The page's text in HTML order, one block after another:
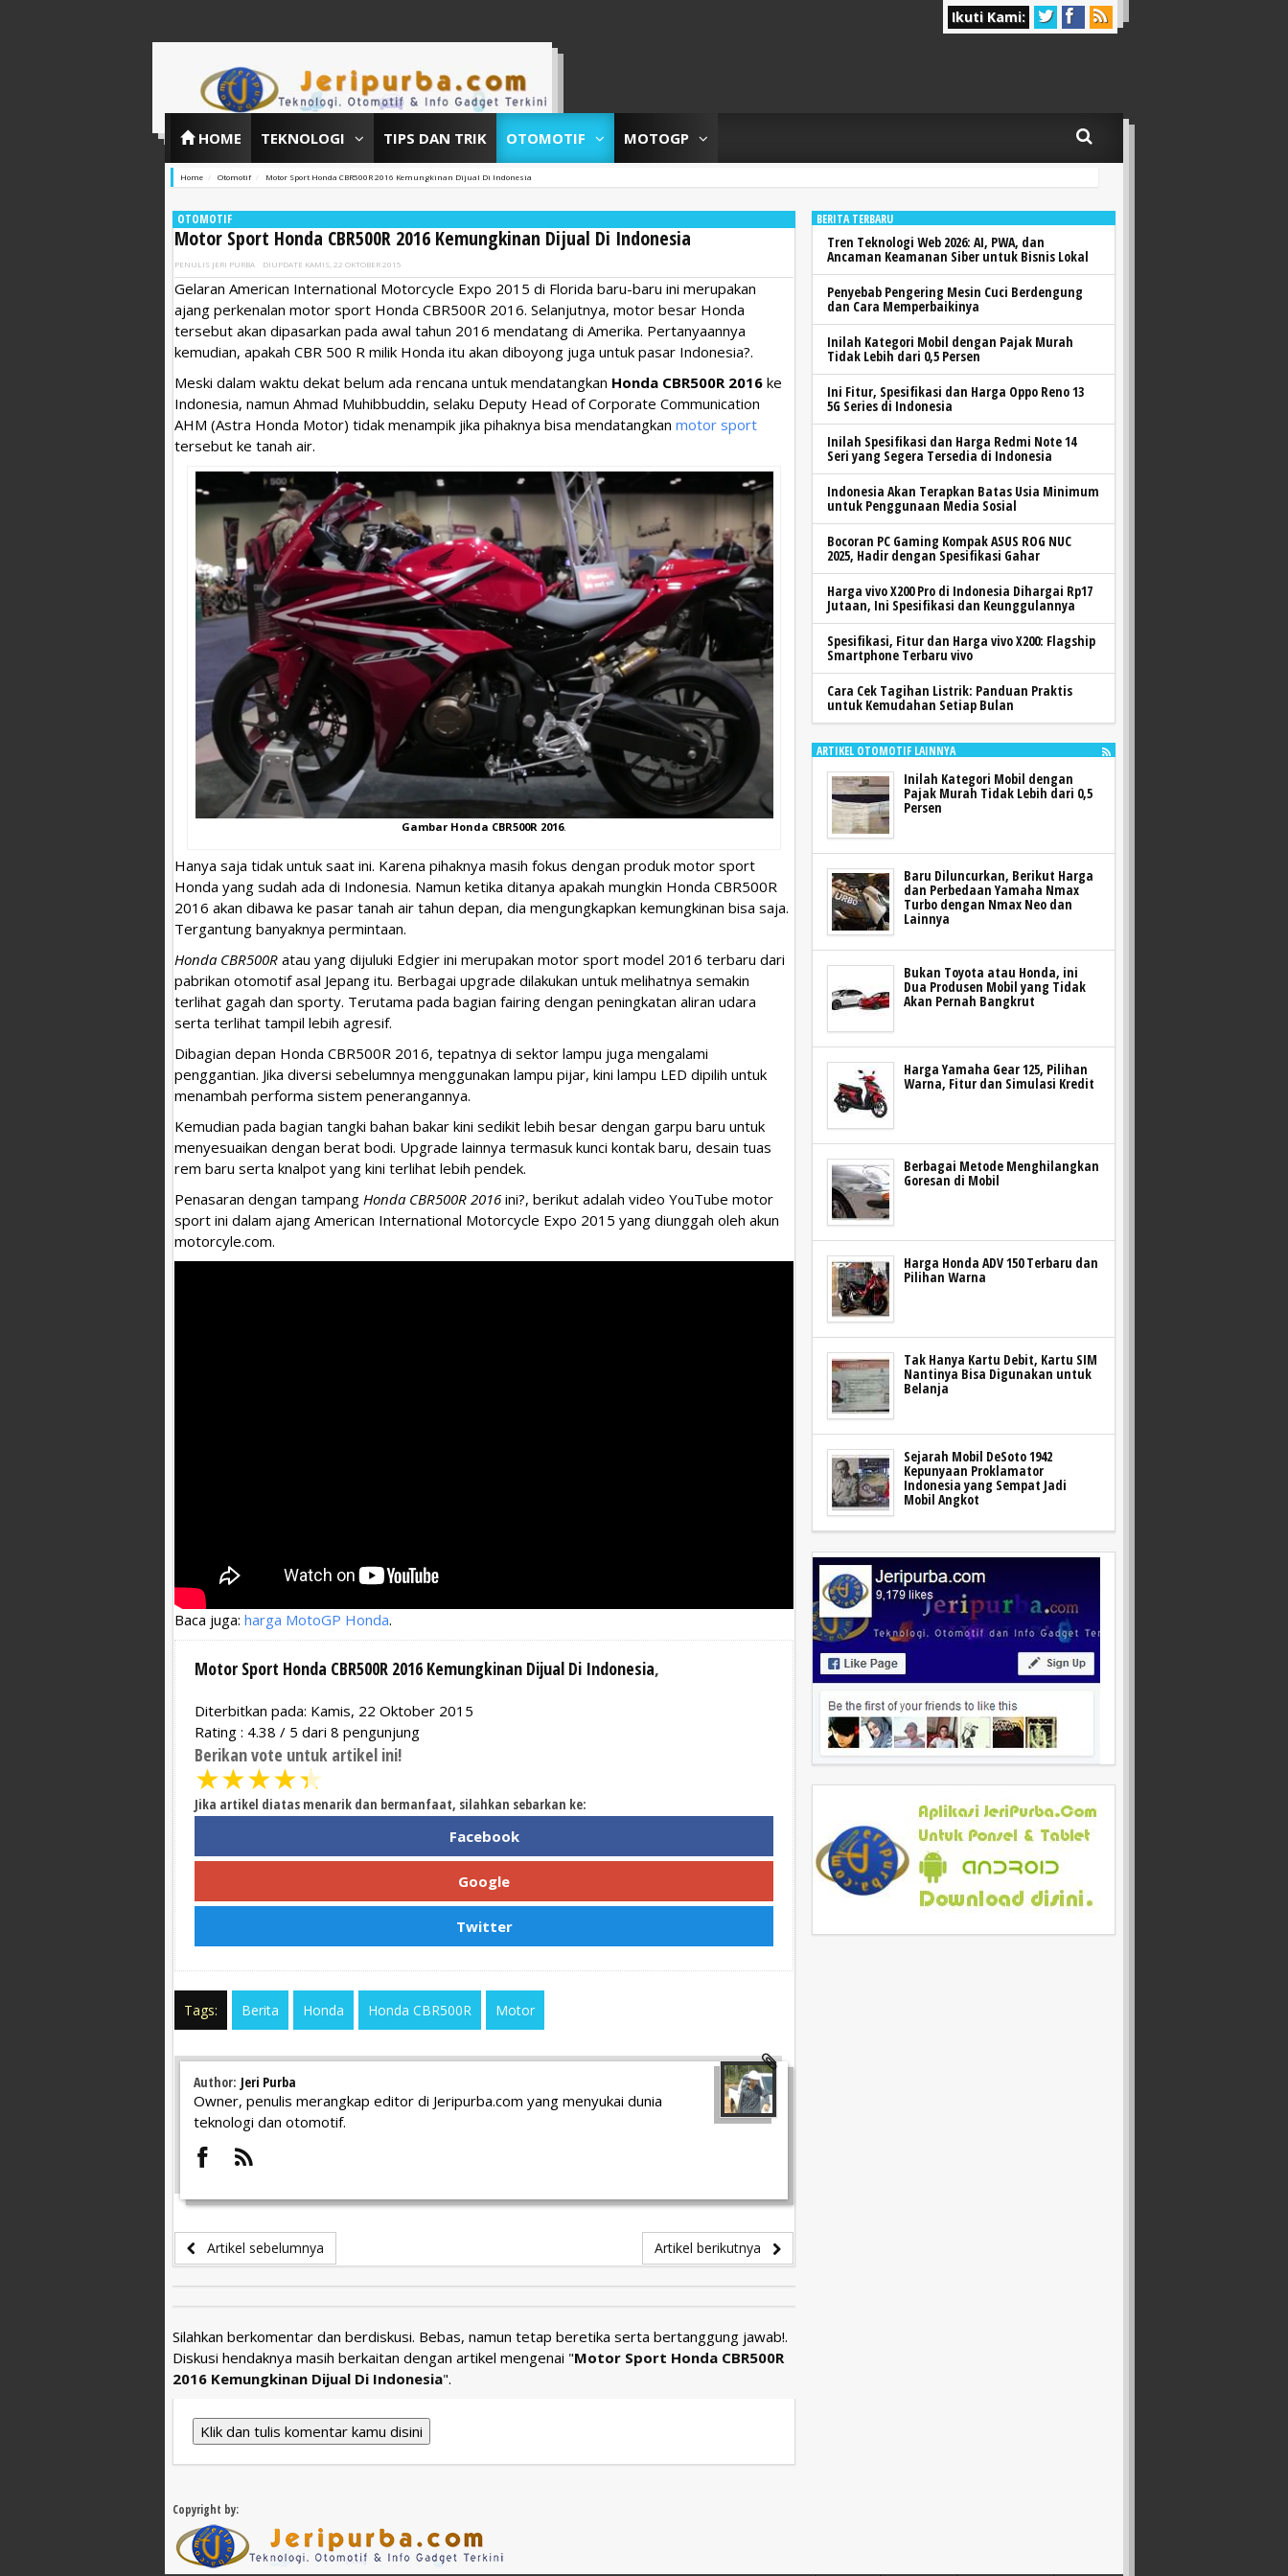
Ikuti Kami:
HOME TEKNOLOGI TIPS DAN TRIK OTOMOTIF MOTOGP
Home Otomotif Motor Sport Honda CBR500R 2016 Kemungkinan Dijual Di Indonesia
OTOMOTIF
Motor Sport Honda CBR500R 2016 Kemungkinan Dijual Di Indonesia
PENULIS JERI PURBA DIUPDATE KAMIS, 22 OKTOBER 2015
Gelaran American International Motorcycle Expo 2015 di Florida baru-baru ini merupakan
ajang perkenalan motor sport Honda CBR500R 2016. Selanjutnya, motor besar Honda
tersebut akan dipasarkan pada awal tahun 2016 mendatang di Amerika. Pertanyaannya
kemudian, apakah CBR 500 R milik Honda itu akan diboyong juga untuk pasar Indonesia?.
Meski dalam waktu dekat belum ada rencana untuk mendatangkan Honda CBR500R 2016 ke
Indonesia, namun Ahmad Muhibbuddin, selaku Deputy Head of Corporate Communication
AHM (Astra Honda Motor) tidak menampik jika pihaknya bisa mendatangkan motor sport
tersebut ke tanah air.
Gambar Honda CBR500R 2016.
Hanya saja tidak untuk saat ini. Karena pihaknya masih fokus dengan produk motor sport
Honda yang sudah ada di Indonesia. Namun ketika ditanya apakah mungkin Honda CBR500R
2016 akan dibawa ke pasar tanah air tahun depan, dia mengungkapkan kemungkinan bisa saja.
Tergantung banyaknya permintaan.
Honda CBR500R atau yang dijuluki Edgier ini merupakan motor sport model 2016 terbaru dari
pabrikan otomotif asal Jepang itu. Berbagai upgrade dilakukan untuk melihatnya semakin
terlihat gagah dan sporty. Terutama pada bagian fairing dengan peningkatan aliran udara
serta terlihat tampil lebih agresif.
Dibagian depan Honda CBR500R 2016, tepatnya di sektor lampu juga mengalami
penggantian. Jika diversi sebelumnya menggunakan lampu pijar, kini lampu LED dipilih untuk
menambah performa sistem penerangannya.
Kemudian pada bagian tangki bahan bakar kini sedikit lebih besar dengan garpu baru untuk
menyesuaikan dengan berat bodi. Upgrade lainnya termasuk kunci kontak baru, desain tuas
rem baru serta knalpot yang kini terlihat lebih pendek.
Penasaran dengan tampang Honda CBR500R 2016 ini?, berikut adalah video YouTube motor
sport ini dalam ajang American International Motorcycle Expo 2015 yang diunggah oleh akun
motorcyle.com.
Baca juga: harga MotoGP Honda.
Motor Sport Honda CBR500R 2016 Kemungkinan Dijual Di Indonesia,
Diterbitkan pada: Kamis, 22 Oktober 2015
Rating : 4.38 / 5 dari 8 pengunjung
Berikan vote untuk artikel ini!
★★★★★
Jika artikel diatas menarik dan bermanfaat, silahkan sebarkan ke:
Facebook
Google
Twitter
Tags: Berita Honda Honda CBR500R Motor
Author: Jeri Purba
Owner, penulis merangkap editor di Jeripurba.com yang menyukai dunia
teknologi dan otomotif.
Artikel sebelumnya Artikel berikutnya
Silahkan berkomentar dan berdiskusi. Bebas, namun tetap beretika serta bertanggung jawab!.
Diskusi hendaknya masih berkaitan dengan artikel mengenai "Motor Sport Honda CBR500R
2016 Kemungkinan Dijual Di Indonesia".
Klik dan tulis komentar kamu disini
Copyright by:
BERITA TERBARU
Tren Teknologi Web 2026: AI, PWA, dan
Ancaman Keamanan Siber untuk Bisnis Lokal
Penyebab Pengering Mesin Cuci Berdengung
dan Cara Memperbaikinya
Inilah Kategori Mobil dengan Pajak Murah
Tidak Lebih dari 0,5 Persen
Ini Fitur, Spesifikasi dan Harga Oppo Reno 13
5G Series di Indonesia
Inilah Spesifikasi dan Harga Redmi Note 14
Seri yang Segera Tersedia di Indonesia
Indonesia Akan Terapkan Batas Usia Minimum
untuk Penggunaan Media Sosial
Bocoran PC Gaming Kompak ASUS ROG NUC
2025, Hadir dengan Spesifikasi Gahar
Harga vivo X200 Pro di Indonesia Dihargai Rp17
Jutaan, Ini Spesifikasi dan Keunggulannya
Spesifikasi, Fitur dan Harga vivo X200: Flagship
Smartphone Terbaru vivo
Cara Cek Tagihan Listrik: Panduan Praktis
untuk Kemudahan Setiap Bulan
ARTIKEL OTOMOTIF LAINNYA
Inilah Kategori Mobil dengan
Pajak Murah Tidak Lebih dari 0,5
Persen
Baru Diluncurkan, Berikut Harga
dan Perbedaan Yamaha Nmax
Turbo dengan Nmax Neo dan
Lainnya
Bukan Toyota atau Honda, ini
Dua Produsen Mobil yang Tidak
Akan Pernah Bangkrut
Harga Yamaha Gear 125, Pilihan
Warna, Fitur dan Simulasi Kredit
Berbagai Metode Menghilangkan
Goresan di Mobil
Harga Honda ADV 150 Terbaru dan
Pilihan Warna
Tak Hanya Kartu Debit, Kartu SIM
Nantinya Bisa Digunakan untuk
Belanja
Sejarah Mobil DeSoto 1942
Kepunyaan Proklamator
Indonesia yang Sempat Jadi
Mobil Angkot